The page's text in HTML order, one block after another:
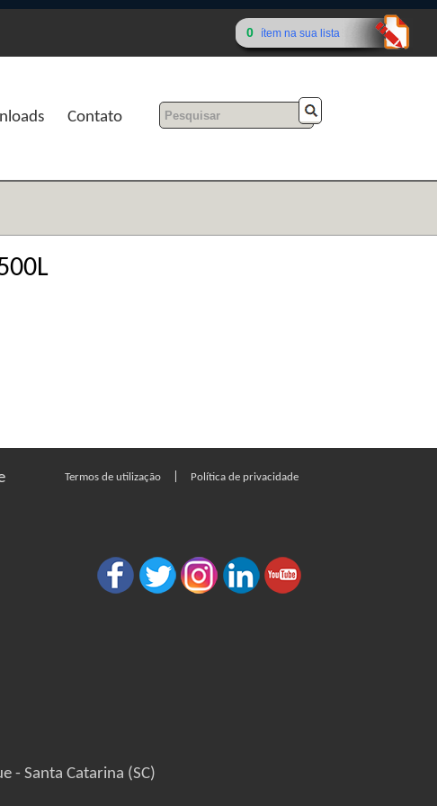
0 ítem na sua lista
Contato
Termos de utilização Política de privacidade
- Santa Catarina (SC)